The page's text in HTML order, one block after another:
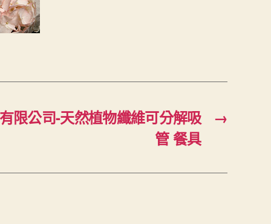
→
限公司-天然植物纖維可分解吸
管 餐具